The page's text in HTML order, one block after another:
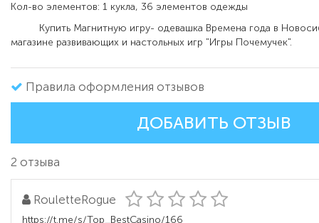
Кол-во элементов: 1 кукла, 36 элементов одежды
Купить Магнитную игру- одевашка Времена года в
магазине развивающих и настольных игр "Игры Почемучек".
Правила оформления отзывов
ДОБАВИТЬ ОТЗЫВ
2 отзыва
RouletteRogue
https://t.me/s/Top_BestCasino/166